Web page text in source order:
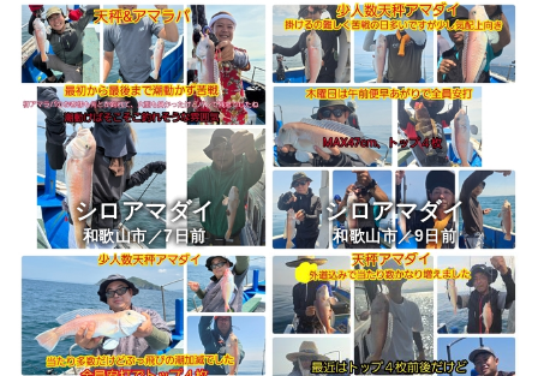
シロアマダイ
和歌山市／7日前
シロアマダイ
和歌山市／9日前